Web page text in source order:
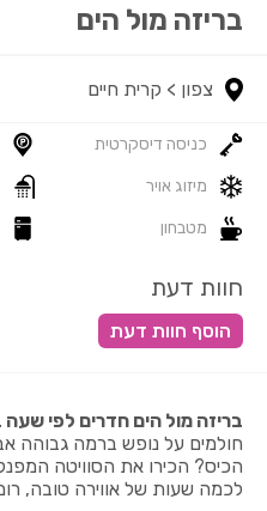
בריזה מול הים
צפון > קרית חיים
כניסה דיסקרטית
מיזוג אויר
מטבחון
חוות דעת
בריזה מול הים חדרים לפי שעה
חולמים על נופש ברמה גבוהה
הכיס? הכירו את הסוויטה
לכמה שעות של אווירה טובה,